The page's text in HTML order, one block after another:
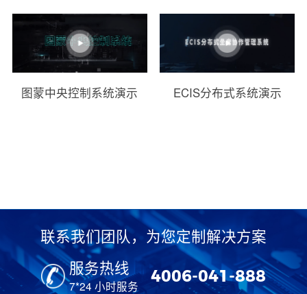
图蒙中央控制系统演示 ECIS分布式系统演示
联系我们团队，为您定制解决方案
服务热线
7*24 小时服务 4006-041-888